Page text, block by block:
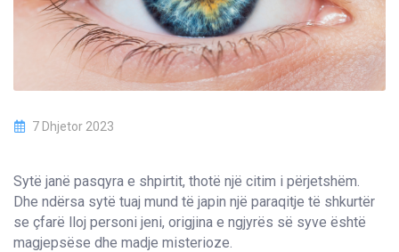
7 Dhjetor 2023
Sytë janë pasqyra e shpirtit, thotë një citim i përjetshëm.
Dhe ndërsa sytë tuaj mund të japin një paraqitje të shkurtër
se çfarë lloj personi jeni, origjina e ngjyrës së syve është
magjepsëse dhe madje misterioze.